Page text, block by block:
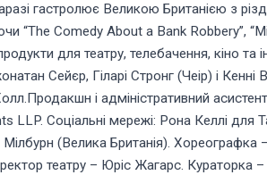
гастролює Великою Британією з
“The Comedy About a Bank Robbery”,
для театру, телебачення, кіно
Сейєр, Гіларі Стронг (Чеір) і
і адміністративний
LLP. Соціальні мережі: Рона Келлі для
(Велика Британія).
театру – Юріс Жагарс. Кураторка –